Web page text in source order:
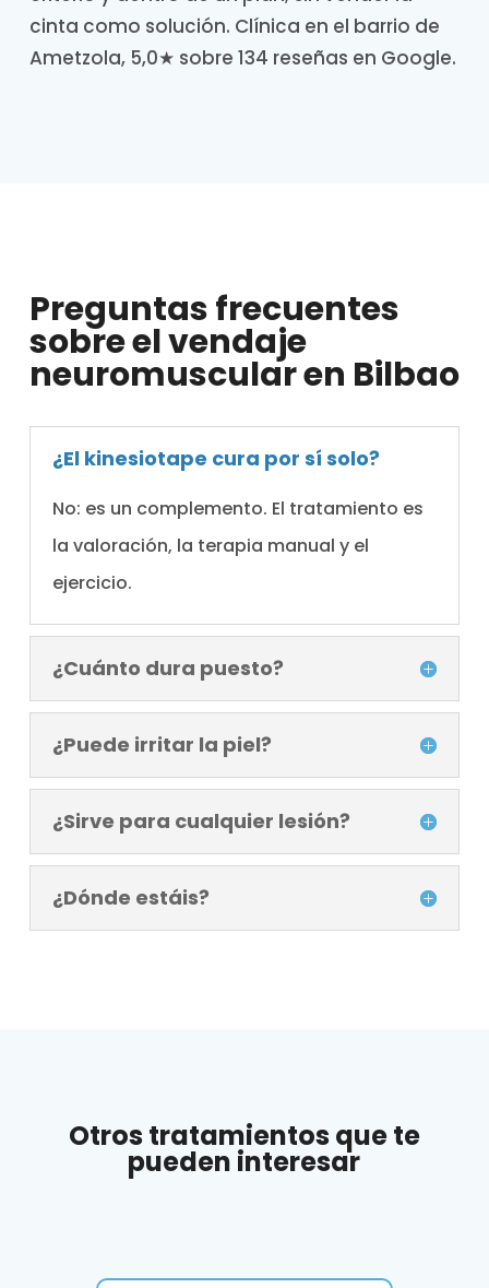
cinta como solución. Clínica en el barrio de
Ametzola, 5,0★ sobre 134 reseñas en Google.
Preguntas frecuentes
sobre el vendaje
neuromuscular en Bilbao
¿El kinesiotape cura por sí solo?
No: es un complemento. El tratamiento es
la valoración, la terapia manual y el
ejercicio.
¿Cuánto dura puesto?
¿Puede irritar la piel?
¿Sirve para cualquier lesión?
¿Dónde estáis?
Otros tratamientos que te
pueden interesar